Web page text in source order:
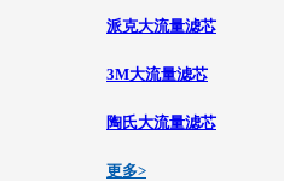
派克大流量滤芯
3M大流量滤芯
陶氏大流量滤芯
更多>